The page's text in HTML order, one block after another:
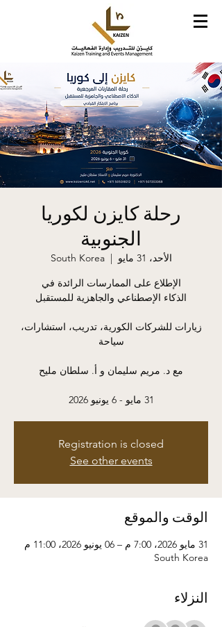
رحلة كايزن لكوريا
الجنوبية
الأحد، 31 مايو
  |
South Korea
زيارات للشركات الكورية، تدريب، استشارات،
31 مايو - 6 يونيو 2026
Registration is closed
See other events
الوقت والموقع
31 مايو 2026، 7:00 م – 06 يونيو 2026، 11:00 م
South Korea
النزلاء